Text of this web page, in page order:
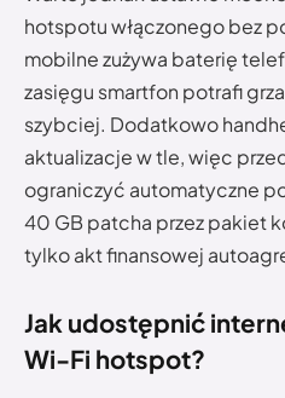
hotspotu włączonego bez
mobilne zużywa baterię
zasięgu smartfon potrafi
szybciej. Dodatkowo
aktualizacje w tle, więc
ograniczyć automatyczne
40 GB patcha przez pakiet
tylko akt finansowej
Jak udostępnić
Wi-Fi hotspot?